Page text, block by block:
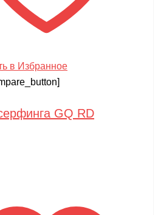
в Избранное
GQ RD